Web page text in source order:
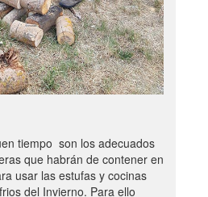
tiempo son los adecuados
que habrán de contener en
usar las estufas y cocinas
del Invierno. Para ello